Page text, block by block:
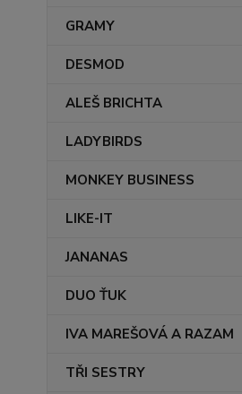
GRAMY
DESMOD
ALEŠ BRICHTA
LADYBIRDS
MONKEY BUSINESS
LIKE-IT
JANANAS
DUO ŤUK
IVA MAREŠOVÁ A RAZAM
TŘI SESTRY